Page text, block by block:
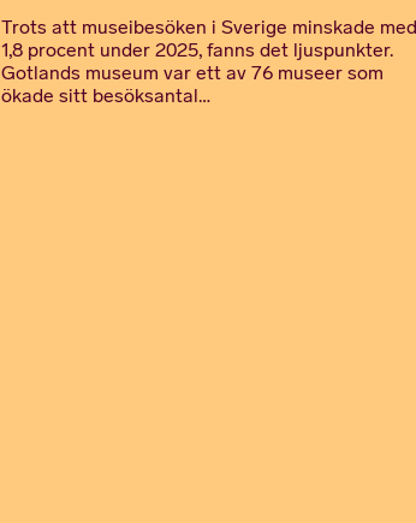
Trots att museibesöken i Sverige minskade med
1,8 procent under 2025, fanns det ljuspunkter.
Gotlands museum var ett av 76 museer som
ökade sitt besöksantal…